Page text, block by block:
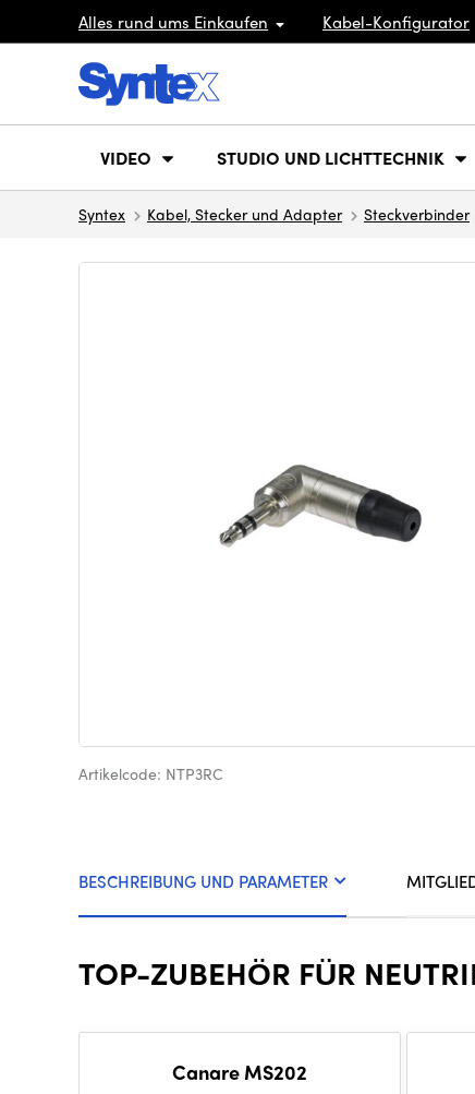
Alles rund ums Einkaufen Kabel-Konfigurator
VIDEO STUDIO UND LICHTTECHNIK
Syntex Kabel, Stecker und Adapter Steckverbinder
Artikelcode: NTP3RC
BESCHREIBUNG UND PARAMETER
TOP-ZUBEHÖR FÜR
Canare MS202